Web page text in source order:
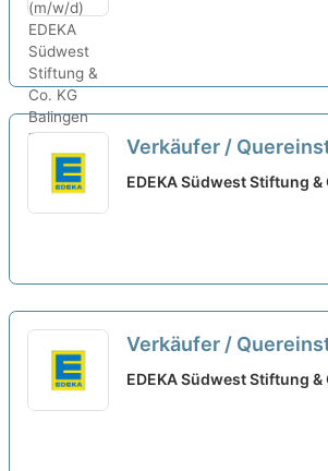
Verkäufer /
Frischetheke (m/w/
EDEKA Südwest Stiftung &
Verkäufer /
Frischetheke (m/w/
EDEKA Südwest Stiftung &